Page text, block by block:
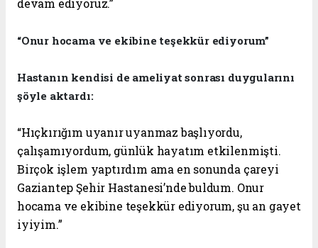
devam ediyoruz.”
“Onur hocama ve ekibine teşekkür ediyorum”
Hastanın kendisi de ameliyat sonrası duygularını
şöyle aktardı:
“Hıçkırığım uyanır uyanmaz başlıyordu,
çalışamıyordum, günlük hayatım etkilenmişti.
Birçok işlem yaptırdım ama en sonunda çareyi
Gaziantep Şehir Hastanesi’nde buldum. Onur
hocama ve ekibine teşekkür ediyorum, şu an gayet
iyiyim.”